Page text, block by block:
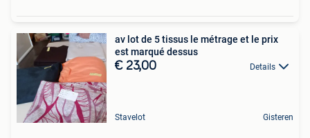
av lot de 5 tissus le métrage et le prix
est marqué dessus
€ 23,00 Details
Stavelot Gisteren